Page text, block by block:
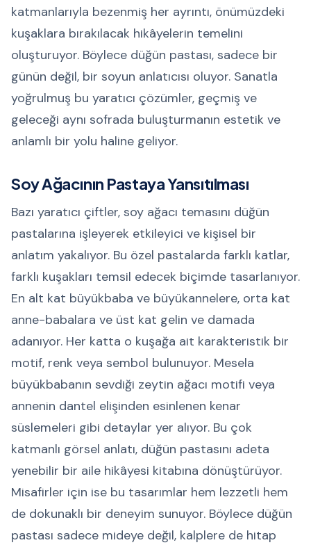
katmanlarıyla bezenmiş her ayrıntı, önümüzdeki
kuşaklara bırakılacak hikâyelerin temelini
oluşturuyor. Böylece düğün pastası, sadece bir
günün değil, bir soyun anlatıcısı oluyor. Sanatla
yoğrulmuş bu yaratıcı çözümler, geçmiş ve
geleceği aynı sofrada buluşturmanın estetik ve
anlamlı bir yolu haline geliyor.
Soy Ağacının Pastaya Yansıtılması
Bazı yaratıcı çiftler, soy ağacı temasını düğün
pastalarına işleyerek etkileyici ve kişisel bir
anlatım yakalıyor. Bu özel pastalarda farklı katlar,
farklı kuşakları temsil edecek biçimde tasarlanıyor.
En alt kat büyükbaba ve büyükannelere, orta kat
anne-babalara ve üst kat gelin ve damada
adanıyor. Her katta o kuşağa ait karakteristik bir
motif, renk veya sembol bulunuyor. Mesela
büyükbabanın sevdiği zeytin ağacı motifi veya
annenin dantel elişinden esinlenen kenar
süslemeleri gibi detaylar yer alıyor. Bu çok
katmanlı görsel anlatı, düğün pastasını adeta
yenebilir bir aile hikâyesi kitabına dönüştürüyor.
Misafirler için ise bu tasarımlar hem lezzetli hem
de dokunaklı bir deneyim sunuyor. Böylece düğün
pastası sadece mideye değil, kalplere de hitap